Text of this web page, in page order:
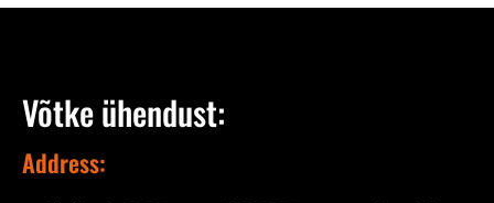
Võtke ühendust:
Address: